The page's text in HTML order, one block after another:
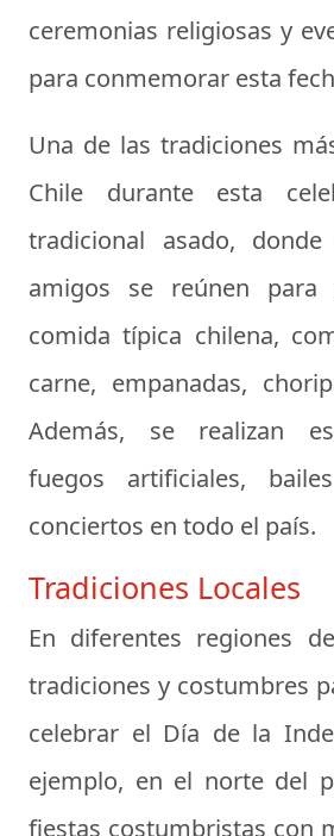
ceremonias religiosas y
para conmemorar esta
Una de las tradiciones
Chile durante esta
tradicional asado,
amigos se reúnen para
comida típica chilena,
carne, empanadas,
Además, se realizan
fuegos artificiales,
conciertos en todo el país.
Tradiciones Locales
En diferentes regiones
tradiciones y costumbres
celebrar el Día de la
ejemplo, en el norte del
fiestas costumbristas con